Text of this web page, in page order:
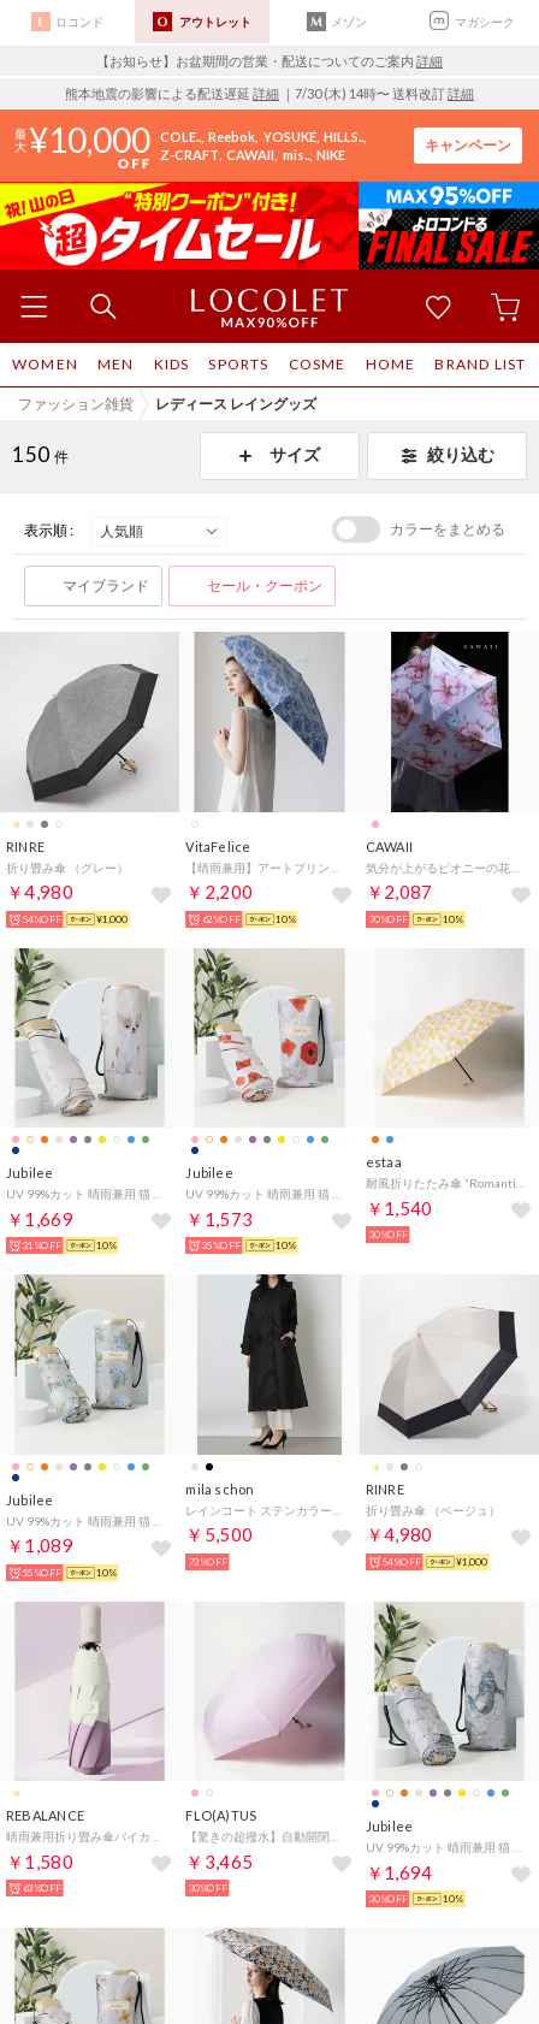
ロコンド アウトレット メゾン マガシーク
【お知らせ】お盆期間の営業・配送についてのご案内 詳細
熊本地震の影響による配送遅延 詳細 ｜7/30 (木) 14時〜 送料改訂詳細
10,000 COLE.. Reebok YOSUKE HILLS..
Z-CRAFT CAWAII mis.. NIKE
キャンペーン
WOMEN MEN KIDS SPORTS COSME HOME BRAND LIST
ファッション雑貨 レディース レイングッズ
150 件 サイズ 絞り込む
表示順 : カラーをまとめる
マイブランド セール・クーポン
RINRE
折り畳み傘 （グレー）
￥4,980
54%OFF ¥1,000
VitaFelice
￥2,200
62%OFF 10%
CAWAII
気分が上がるピオニーの花日傘 （ピンク）
￥2,087
70%OFF 10%
Jubilee
￥1,669
31%OFF 10%
Jubilee
￥1,573
35%OFF 10%
estaa
￥1,540
30%OFF
Jubilee
￥1,089
55%OFF 10%
mila schon
￥5,500
73%OFF
RINRE
折り畳み傘 （ベージュ）
￥4,980
54%OFF ¥1,000
REBALANCE
￥1,580
63%OFF
FLO(A)TUS
￥3,465
30%OFF
Jubilee
￥1,694
30%OFF 10%